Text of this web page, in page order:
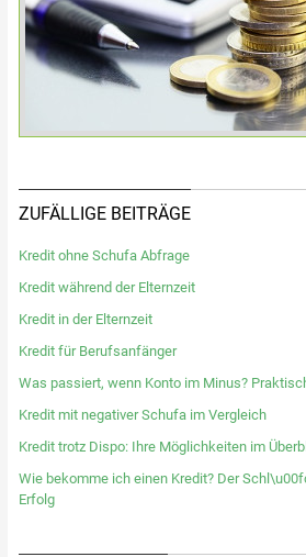
ZUFÄLLIGE BEITRÄGE
Kredit ohne Schufa Abfrage
Kredit während der Elternzeit
Kredit in der Elternzeit
Kredit für Berufsanfänger
Was passiert, wenn Konto im Minus?
Kredit mit negativer Schufa im Vergleich
Kredit trotz Dispo: Ihre Möglichkeiten im
Wie bekomme ich einen Kredit? Der
Erfolg